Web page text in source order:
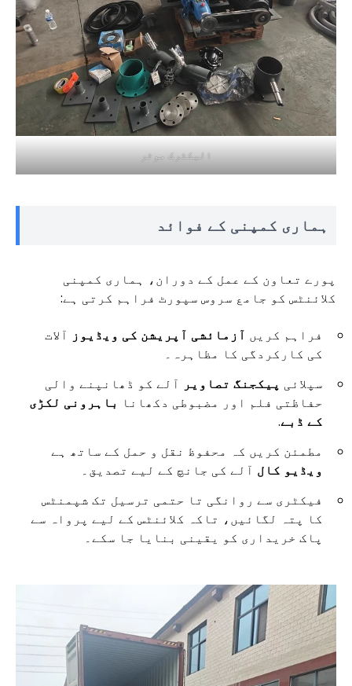
الیکٹرک موٹر
ہماری کمپنی کے فوائد
پورے تعاون کے عمل کے دوران، ہماری کمپنی
کلائنٹس کو جامع سروس سپورٹ فراہم کرتی ہے:
فراہم کریں آزمائشی آپریشن کی ویڈیوز آلات
کی کارکردگی کا مظاہرہ۔
سپلائی پیکجنگ تصاویر آلے کو ڈھانپنے والی
حفاظتی فلم اور مضبوطی دکھانا باہرونی لکڑی
کے ڈبے.
مطمئن کریں کہ محفوظ نقل و حمل کے ساتھ ہے
ویڈیو کال آلے کی جانچ کے لیے تصدیق۔
فیکٹری سے روانگی تا حتمی ترسیل تک شپمنٹس
کا پتہ لگائیں، تاکہ کلائنٹس کے لیے پرواہ سے
پاک خریداری کو یقینی بنایا جا سکے۔